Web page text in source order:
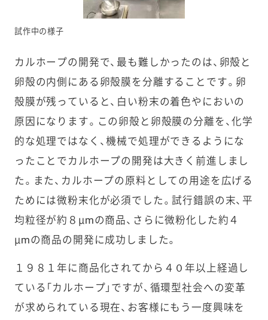
試作中の様子
カルホープの開発で、最も難しかったのは、卵殻と
卵殻の内側にある卵殻膜を分離することです。卵
殻膜が残っていると、白い粉末の着色やにおいの
原因になります。この卵殻と卵殻膜の分離を、化学
的な処理ではなく、機械で処理ができるようにな
ったことでカルホープの開発は大きく前進しまし
た。また、カルホープの原料としての用途を広げる
ためには微粉末化が必須でした。試行錯誤の末、平
均粒径が約８μmの商品、さらに微粉化した約４
μmの商品の開発に成功しました。
１９８１年に商品化されてから４０年以上経過し
ている「カルホープ」ですが、循環型社会への変革
が求められている現在、お客様にもう一度興味を